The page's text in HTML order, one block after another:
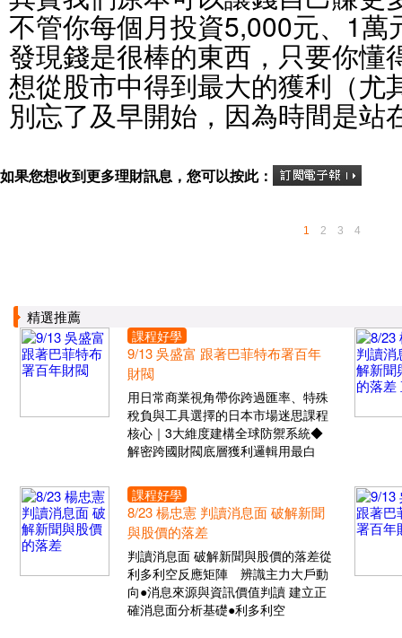
不管你每個月投資5,000元、1萬
發現錢是很棒的東西，只要你懂
想從股市中得到最大的獲利（尤
別忘了及早開始，因為時間是站
如果您想收到更多理財訊息，您可以按此：
1 2 3 4
精選推薦
課程好學
9/13 吳盛富 跟著巴菲特布署百年
財閥
用日常商業視角帶你跨過匯率、特殊
稅負與工具選擇的日本市場迷思課程
核心｜3大維度建構全球防禦系統◆
解密跨國財閥底層獲利邏輯用最白
課程好學
8/23 楊忠憲 判讀消息面 破解新聞
與股價的落差
判讀消息面 破解新聞與股價的落差從
利多利空反應矩陣 辨識主力大戶動
向●消息來源與資訊價值判讀 建立正
確消息面分析基礎●利多利空